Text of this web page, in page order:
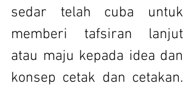
sedar telah cuba untuk
memberi tafsiran lanjut
atau maju kepada idea dan
konsep cetak dan cetakan.